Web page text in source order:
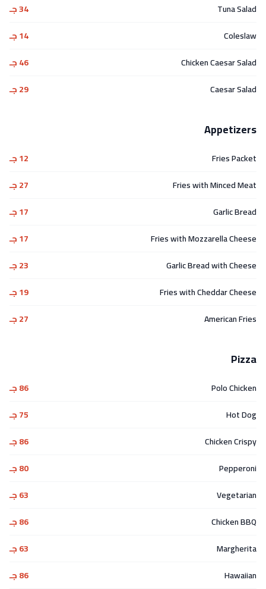
Tuna Salad
34 جـ
Coleslaw
14 جـ
Chicken Caesar Salad
46 جـ
Caesar Salad
29 جـ
Appetizers
Fries Packet
12 جـ
Fries with Minced Meat
27 جـ
Garlic Bread
17 جـ
Fries with Mozzarella Cheese
17 جـ
Garlic Bread with Cheese
23 جـ
Fries with Cheddar Cheese
19 جـ
American Fries
27 جـ
Pizza
Polo Chicken
86 جـ
Hot Dog
75 جـ
Chicken Crispy
86 جـ
Pepperoni
80 جـ
Vegetarian
63 جـ
Chicken BBQ
86 جـ
Margherita
63 جـ
Hawaiian
86 جـ